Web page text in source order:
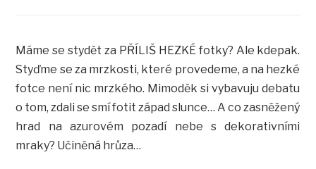
Máme se stydět za PŘÍLIŠ HEZKÉ fotky? Ale kdepak.
Styďme se za mrzkosti, které provedeme, a na hezké
fotce není nic mrzkého. Mimoděk si vybavuju debatu
o tom, zdali se smí fotit západ slunce… A co zasněžený
hrad na azurovém pozadí nebe s dekorativními
mraky? Učiněná hrůza…